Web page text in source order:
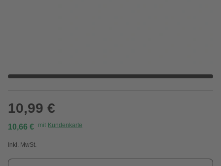
10,99 €
10,66 € mit Kundenkarte
Inkl. MwSt.